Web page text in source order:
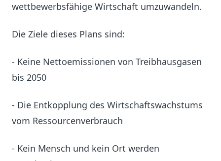
wettbewerbsfähige Wirtschaft umzuwandeln.
Die Ziele dieses Plans sind:
- Keine Nettoemissionen von Treibhausgasen
bis 2050
- Die Entkopplung des Wirtschaftswachstums
vom Ressourcenverbrauch
- Kein Mensch und kein Ort werden